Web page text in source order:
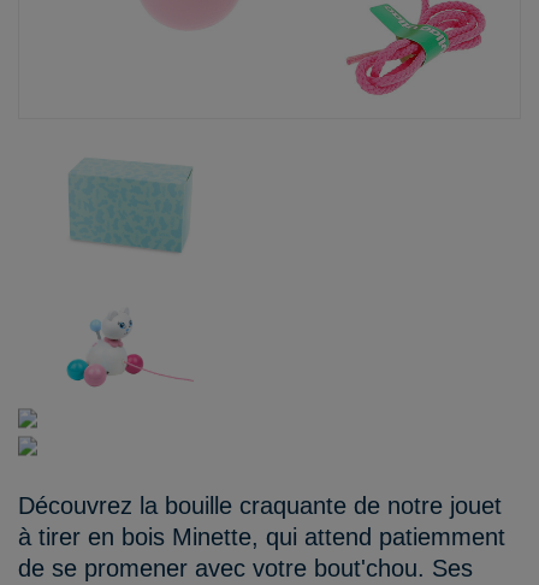
Découvrez la bouille craquante de notre jouet
à tirer en bois Minette, qui attend patiemment
de se promener avec votre bout'chou. Ses